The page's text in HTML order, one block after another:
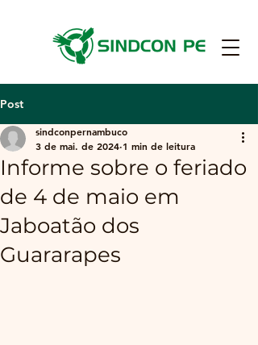
Post
Informe sobre o feriado
de 4 de maio em
Jaboatão dos
Guararapes
sindconpernambuco
3 de mai. de 2024 1 min de leitura